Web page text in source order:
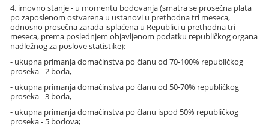
4. imovno stanje - u momentu bodovanja (smatra se prosečna plata
po zaposlenom ostvarena u ustanovi u prethodna tri meseca,
odnosno prosečna zarada isplaćena u Republici u prethodna tri
meseca, prema poslednjem objavljenom podatku republičkog organa
nadležnog za poslove statistike):
- ukupna primanja domaćinstva po članu od 70-100% republičkog
proseka - 2 boda,
- ukupna primanja domaćinstva po članu od 50-70% republičkog
proseka - 3 boda,
- ukupna primanja domaćinstva po članu ispod 50% republičkog
proseka - 5 bodova;